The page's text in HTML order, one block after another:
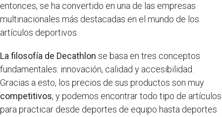
entonces, se ha convertido en una de las empresas
multinacionales más destacadas en el mundo de los
artículos deportivos.
La filosofía de Decathlon se basa en tres conceptos
fundamentales: innovación, calidad y accesibilidad.
Gracias a esto, los precios de sus productos son muy
competitivos, y podemos encontrar todo tipo de artículos
para practicar desde deportes de equipo hasta deportes